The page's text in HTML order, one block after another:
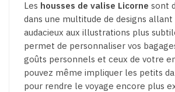
Les housses de valise Licorne sont
dans une multitude de designs
audacieux aux illustrations plus
permet de personnaliser vos
goûts personnels et ceux de votre
pouvez même impliquer les petits
pour rendre le voyage encore plus